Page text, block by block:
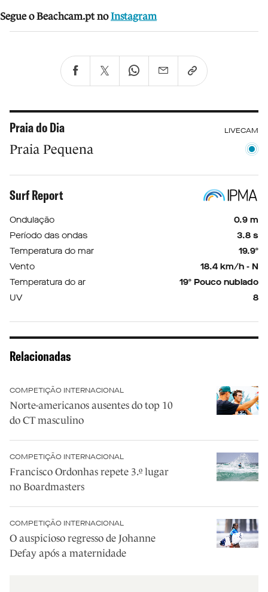
Segue o Beachcam.pt no Instagram
Praia do Dia LIVECAM
Praia Pequena
Surf Report
Ondulação
0.9 m
Período das ondas
3.8 s
Temperatura do mar
19.9º
Vento
18.4 km/h - N
Temperatura do ar
19º Pouco nublado
UV
8
Relacionadas
COMPETIÇÃO INTERNACIONAL
Norte-americanos ausentes do top 10
do CT masculino
COMPETIÇÃO INTERNACIONAL
Francisco Ordonhas repete 3.º lugar
no Boardmasters
COMPETIÇÃO INTERNACIONAL
O auspicioso regresso de Johanne
Defay após a maternidade